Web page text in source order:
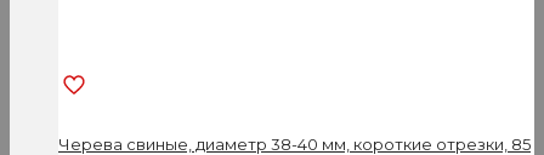
Черева свиные, диаметр 38-40 мм, короткие отрезки, 85